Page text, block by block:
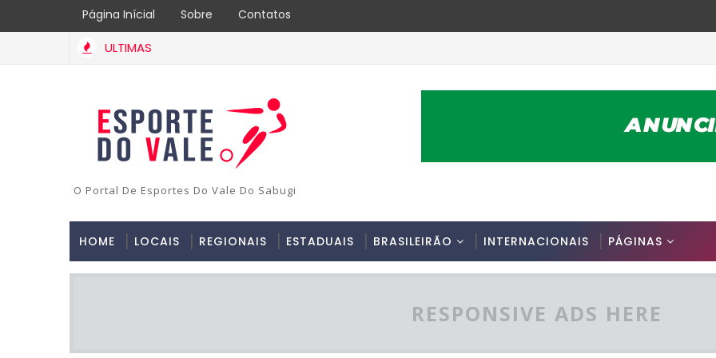
Página Inícial Sobre Contatos
ULTIMAS
O Portal De Esportes Do Vale Do Sabugi
HOME LOCAIS REGIONAIS ESTADUAIS BRASILEIRÃO INTERNACIONAIS PÁGINAS
RESPONSIVE ADS HERE